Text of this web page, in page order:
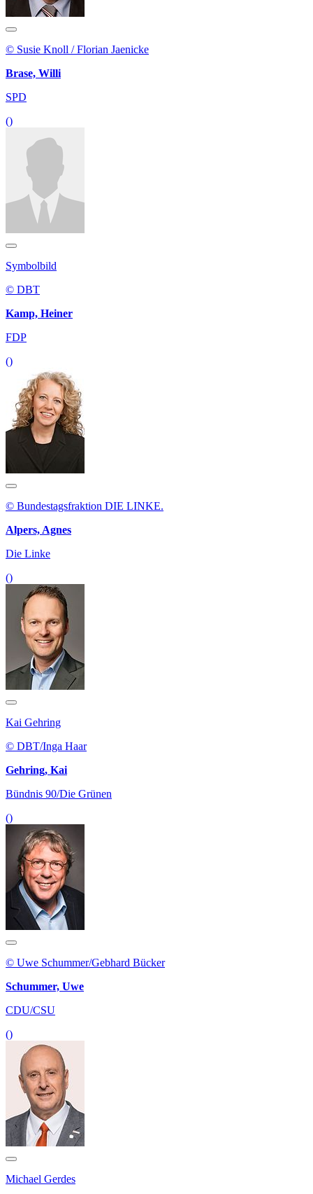
© Susie Knoll / Florian Jaenicke
Brase, Willi
SPD
()
Symbolbild
© DBT
Kamp, Heiner
FDP
()
© Bundestagsfraktion DIE LINKE.
Alpers, Agnes
Die Linke
()
Kai Gehring
© DBT/Inga Haar
Gehring, Kai
Bündnis 90/Die Grünen
()
© Uwe Schummer/Gebhard Bücker
Schummer, Uwe
CDU/CSU
()
Michael Gerdes